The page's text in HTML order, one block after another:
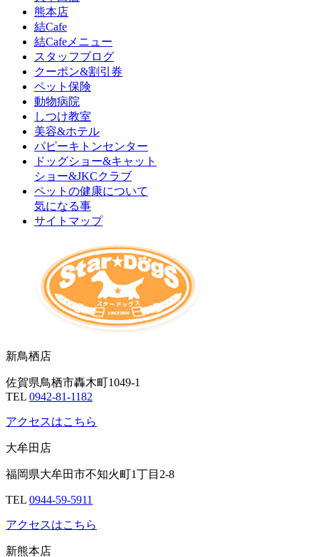
熊本店
結Cafe
結Cafeメニュー
スタッフブログ
クーポン&割引券
ペット保険
動物病院
しつけ教室
美容&ホテル
パピーキトンセンター
ドッグショー&キャット
ショー&JKCクラブ
ペットの健康について
気になる事
サイトマップ
新鳥栖店
佐賀県鳥栖市轟木町1049-1
TEL 0942-81-1182
アクセスはこちら
大牟田店
福岡県大牟田市不知火町1丁目2-8
TEL 0944-59-5911
アクセスはこちら
新熊本店